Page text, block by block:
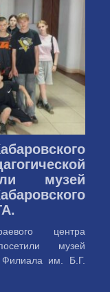
музей
центра
музей
Филиала им. Б.Г.